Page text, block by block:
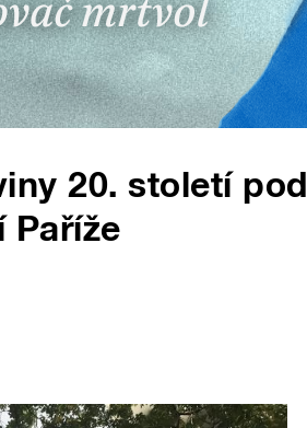
20. století pod
Paříže